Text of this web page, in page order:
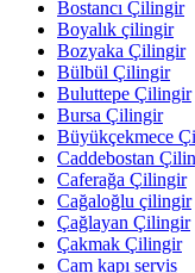
Bostancı Çilingir
Boyalık çilingir
Bozyaka Çilingir
Bülbül Çilingir
Buluttepe Çilingir
Bursa Çilingir
Büyükçekmece
Caddebostan
Caferağa Çilingir
Cağaloğlu çilingir
Çağlayan Çilingir
Çakmak Çilingir
Cam kapı servis